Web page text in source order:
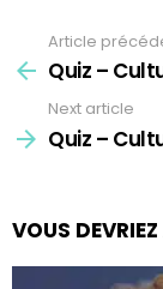
more
Article
Quiz –
Next article
Quiz –
VOUS